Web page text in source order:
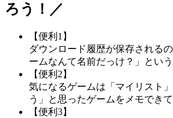
ろう！／
【便利1】
ダウンロード履歴が保存される
ームなんて名前だっけ？」という
【便利2】
気になるゲームは「マイリスト
う」と思ったゲームをメモできて
【便利3】